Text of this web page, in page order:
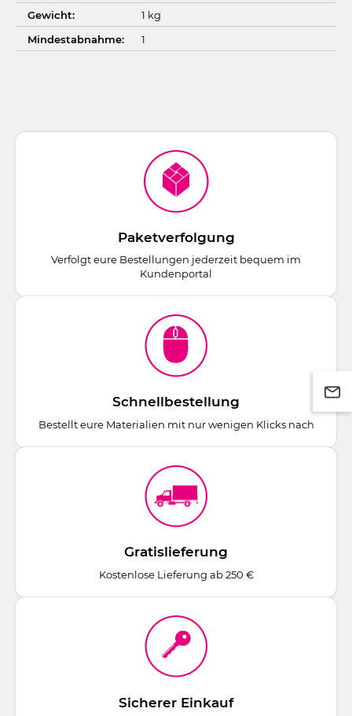
Gewicht:
1 kg
Mindestabnahme:
1
Paketverfolgung
Verfolgt eure Bestellungen jederzeit bequem im
Kundenportal
Schnellbestellung
Bestellt eure Materialien mit nur wenigen Klicks nach
Gratislieferung
Kostenlose Lieferung ab 250 €
Sicherer Einkauf